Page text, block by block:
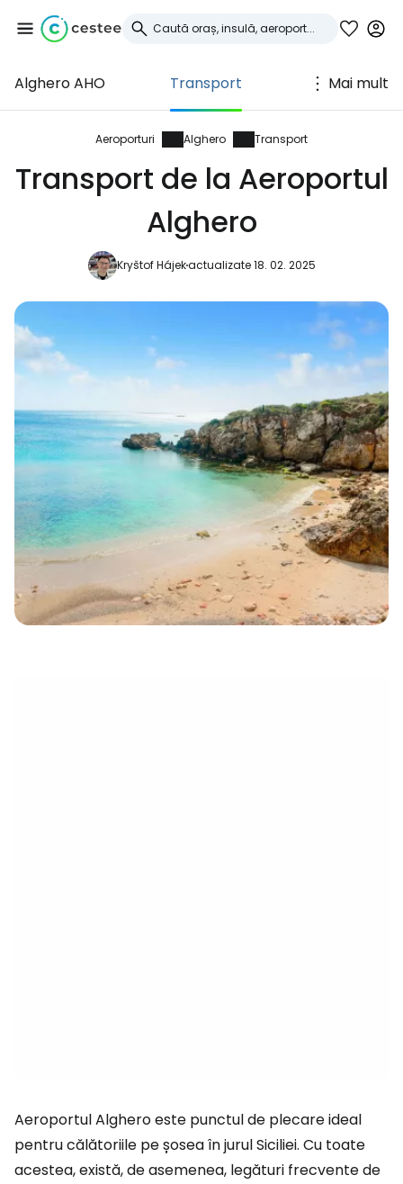
Alghero AHO Transport Mai mult
Aeroporturi Alghero Transport
Transport de la Aeroportul
Alghero
Kryštof Hájekactualizate 18. 02. 2025
Aeroportul Alghero este punctul de plecare ideal
pentru călătoriile pe șosea în jurul Siciliei. Cu toate
acestea, există, de asemenea, legături frecvente de
Conectați-vă la
Cestee
... comunitatea mondială a călătorilor
Continuați cu Google
Continuați cu e-mailul